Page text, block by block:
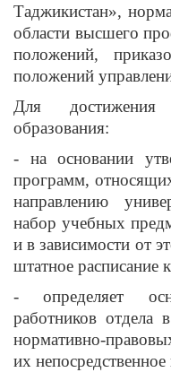
Таджикистан»,
области высшего
положений,
положений
Для
образования:
- на основании
программ,
направлению
набор учебных
и в зависимости от
штатное расписание
- определяет
работников отдела
нормативно-
их